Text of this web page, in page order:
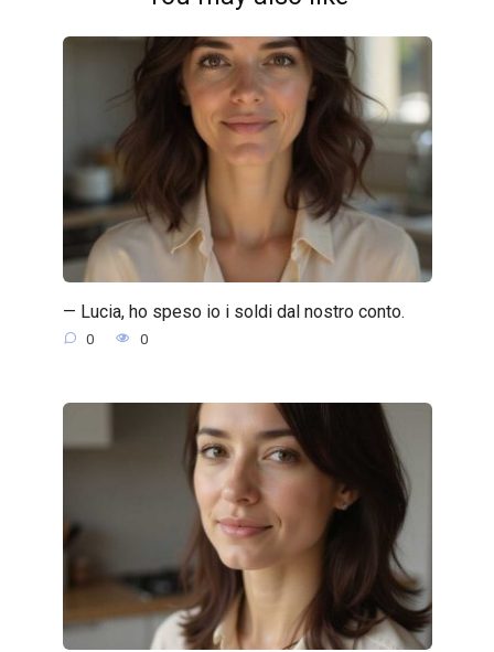
— Lucia, ho speso io i soldi dal nostro conto.
0 0